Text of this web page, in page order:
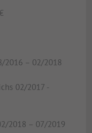
2016 – 02/2018
02/2017 -
2018 – 07/2019